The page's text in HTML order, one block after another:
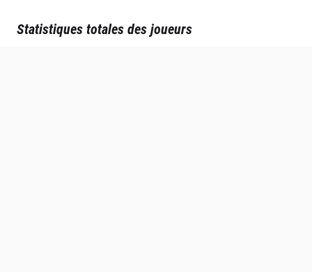
Statistiques totales des joueurs